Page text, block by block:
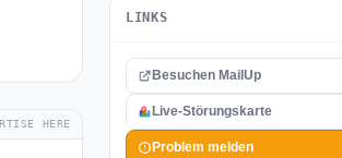
HERE
LINKS
Besuchen MailUp
Live-Störungskarte
Problem melden